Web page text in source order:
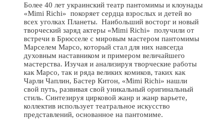
Более 40 лет украинский театр пантомимы и клоунады
«Mimi Richi» покоряет сердца взрослых и детей во
всех уголках Планеты. Наибольший восторг и новый
творческий заряд актеры «Mimi Richi» получили от
встречи в Брюсселе с мировым мастером пантомимы
Марселем Марсо, который стал для них навсегда
духовным наставником и примером величайшего
мастерства. Изучая и анализируя творческие работы
как Марсо, так и ряда великих комиков, таких как
Чарли Чаплин, Бастер Китон, «Mimi Richi» нашли
свой путь, развивая свой уникальный оригинальный
стиль. Синтезируя цирковой жанр и жанр варьете,
коллектив использует театральное искусство
представлений, основанное на пантомиме.